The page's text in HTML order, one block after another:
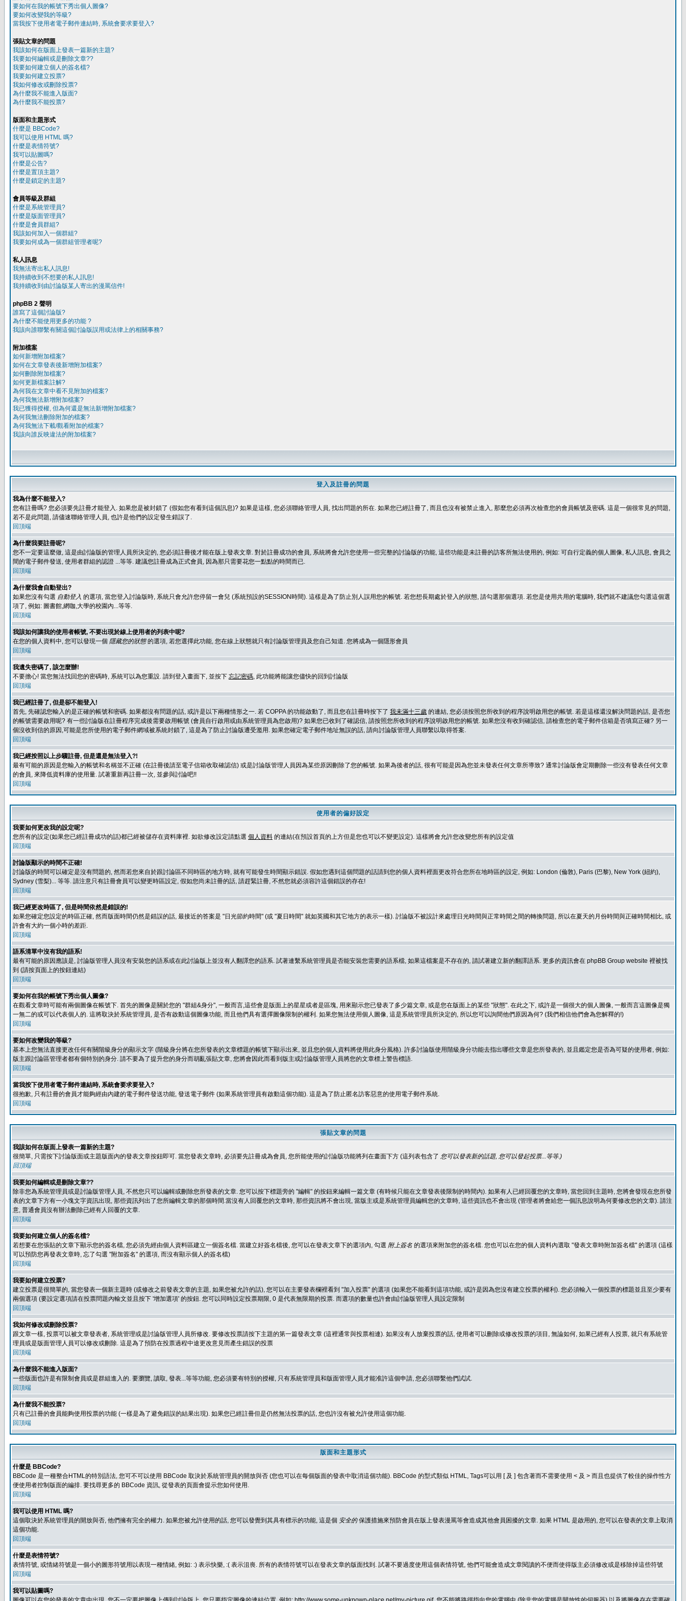
要如何在我的帳號下秀出個人圖像?
要如何改變我的等級?
當我按下使用者電子郵件連結時, 系統會要求要登入?
張貼文章的問題
我該如何在版面上發表一篇新的主題?
我要如何編輯或是刪除文章??
我要如何建立個人的簽名檔?
我要如何建立投票?
我如何修改或刪除投票?
為什麼我不能進入版面?
為什麼我不能投票?
版面和主題形式
什麼是 BBCode?
我可以使用 HTML 嗎?
什麼是表情符號?
我可以貼圖嗎?
什麼是公告?
什麼是置頂主題?
什麼是鎖定的主題?
會員等級及群組
什麼是系統管理員?
什麼是版面管理員?
什麼是會員群組?
我該如何加入一個群組?
我要如何成為一個群組管理者呢?
私人訊息
我無法寄出私人訊息!
我持續收到不想要的私人訊息!
我持續收到由討論版某人寄出的漫罵信件!
phpBB 2 聲明
誰寫了這個討論版?
為什麼不能使用更多的功能 ?
我該向誰聯繫有關這個討論版誤用或法律上的相關事務?
附加檔案
如何新增附加檔案?
如何在文章發表後新增附加檔案?
如何刪除附加檔案?
如何更新檔案註解?
為何我在文章中看不見附加的檔案?
為何我無法新增附加檔案?
我已獲得授權, 但為何還是無法新增附加檔案?
為何我無法刪除附加的檔案?
為何我無法下載/觀看附加的檔案?
我該向誰反映違法的附加檔案?
登入及註冊的問題
我為什麼不能登入?
您有註冊嗎? 您必須要先註冊才能登入. 如果您是被封鎖了 (假如您有看到這個訊息)? 如果是這樣, 您必須聯絡管理人員, 找出問題的所在. 如果您已經註冊了, 而且也沒有被禁止進入, 那麼您必須再次檢查您的會員帳號及密碼. 這是一個很常見的問題,
若不是此問題, 請儘速聯絡管理人員, 也許是他們的設定發生錯誤了.
回頂端
為什麼我要註冊呢?
您不一定要這麼做, 這是由討論版的管理人員所決定的, 您必須註冊後才能在版上發表文章. 對於註冊成功的會員, 系統將會允許您使用一些完整的討論版的功能, 這些功能是未註冊的訪客所無法使用的, 例如: 可自行定義的個人圖像, 私人訊息, 會員之
間的電子郵件發送, 使用者群組的認證 ...等等. 建議您註冊成為正式會員, 因為那只需要花您一點點的時間而已.
回頂端
為什麼我會自動登出?
如果您沒有勾選 自動登入 的選項, 當您登入討論版時, 系統只會允許您停留一會兒 (系統預設的SESSION時間). 這樣是為了防止別人誤用您的帳號. 若您想長期處於登入的狀態, 請勾選那個選項. 若您是使用共用的電腦時, 我們就不建議您勾選這個選
項了, 例如: 圖書館,網咖,大學的校園內...等等.
回頂端
我該如何讓我的使用者帳號, 不要出現於線上使用者的列表中呢?
在您的個人資料中, 您可以發現一個 隱藏您的狀態的選項, 若您選擇此功能, 您在線上狀態就只有討論版管理員及您自己知道. 您將成為一個隱形會員
回頂端
我遺失密碼了, 該怎麼辦!
不要擔心! 當您無法找回您的密碼時, 系統可以為您重設. 請到登入畫面下, 並按下 忘記密碼, 此功能將能讓您儘快的回到討論版
回頂端
我已經註冊了, 但是卻不能登入!
首先, 先確認您輸入的是正確的帳號和密碼. 如果都沒有問題的話, 或許是以下兩種情形之一. 若 COPPA 的功能啟動了, 而且您在註冊時按下了 我未滿十三歲 的連結, 您必須按照您所收到的程序說明啟用您的帳號. 若是這樣還沒解決問題的話, 是否您
的帳號需要啟用呢? 有一些討論版在註冊程序完成後需要啟用帳號 (會員自行啟用或由系統管理員為您啟用)? 如果您已收到了確認信, 請按照您所收到的程序說明啟用您的帳號. 如果您沒有收到確認信, 請檢查您的電子郵件信箱是否填寫正確? 另一
個沒收到信的原因,可能是您所使用的電子郵件網域被系統封鎖了, 這是為了防止討論版遭受濫用. 如果您確定電子郵件地址無誤的話, 請向討論版管理人員聯繫以取得答案.
回頂端
我已經按照以上步驟註冊, 但是還是無法登入?!
最有可能的原因是您輸入的帳號和名稱並不正確 (在註冊後請至電子信箱收取確認信) 或是討論版管理人員因為某些原因刪除了您的帳號. 如果為後者的話, 很有可能是因為您並未發表任何文章所導致? 通常討論版會定期刪除一些沒有發表任何文章
的會員, 來降低資料庫的使用量. 試著重新再註冊一次, 並參與討論吧!!
回頂端
使用者的偏好設定
我要如何更改我的設定呢?
您所有的設定(如果您已經註冊成功的話)都已經被儲存在資料庫裡. 如欲修改設定請點選 個人資料 的連結(在預設首頁的上方但是您也可以不變更設定). 這樣將會允許您改變您所有的設定值
回頂端
討論版顯示的時間不正確!
討論版的時間可以確定是沒有問題的, 然而若您來自於跟討論區不同時區的地方時, 就有可能發生時間顯示錯誤. 假如您遇到這個問題的話請到您的個人資料裡面更改符合您所在地時區的設定, 例如: London (倫敦), Paris (巴黎), New York (紐約),
Sydney (雪梨)... 等等. 請注意只有註冊會員可以變更時區設定, 假如您尚未註冊的話, 請趕緊註冊, 不然您就必須容許這個錯誤的存在!
回頂端
我已經更改時區了, 但是時間依然是錯誤的!
如果您確定您設定的時區正確, 然而版面時間仍然是錯誤的話, 最接近的答案是 "日光節約時間" (或 "夏日時間" 就如英國和其它地方的表示一樣). 討論版不被設計來處理日光時間與正常時間之間的轉換問題, 所以在夏天的月份時間與正確時間相比, 或
許會有大約一個小時的差距.
回頂端
語系清單中沒有我的語系!
最有可能的原因應該是, 討論版管理人員沒有安裝您的語系或在此討論版上並沒有人翻譯您的語系. 試著連繫系統管理員是否能安裝您需要的語系檔, 如果這檔案是不存在的, 請試著建立新的翻譯語系. 更多的資訊會在 phpBB Group website 裡被找
到 (請按頁面上的按鈕連結)
回頂端
要如何在我的帳號下秀出個人圖像?
在觀看文章時可能有兩個圖像在帳號下. 首先的圖像是關於您的 "群組&身分", 一般而言,這些會是版面上的星星或者是區塊, 用來顯示您已發表了多少篇文章, 或是您在版面上的某些 "狀態". 在此之下, 或許是一個很大的個人圖像, 一般而言這圖像是獨
一無二的或可以代表個人的. 這將取決於系統管理員, 是否有啟動這個圖像功能, 而且他們具有選擇圖像限制的權利. 如果您無法使用個人圖像, 這是系統管理員所決定的, 所以您可以詢間他們原因為何? (我們相信他們會為您解釋的!)
回頂端
要如何改變我的等級?
基本上您無法直接更改任何有關階級身分的顯示文字 (階級身分將在您所發表的文章標題的帳號下顯示出來, 並且您的個人資料將使用此身分風格). 許多討論版使用階級身分功能去指出哪些文章是您所發表的, 並且鑑定您是否為可疑的使用者, 例如:
版主跟討論區管理者都有個特別的身分. 請不要為了提升您的身分而胡亂張貼文章, 您將會因此而看到版主或討論版管理人員將您的文章標上警告標語.
回頂端
當我按下使用者電子郵件連結時, 系統會要求要登入?
很抱歉, 只有註冊的會員才能夠經由內建的電子郵件發送功能, 發送電子郵件 (如果系統管理員有啟動這個功能). 這是為了防止匿名訪客惡意的使用電子郵件系統.
回頂端
張貼文章的問題
我該如何在版面上發表一篇新的主題?
很簡單, 只需按下討論版面或主題版面內的發表文章按鈕即可. 當您發表文章時, 必須要先註冊成為會員, 您所能使用的討論版功能將列在畫面下方 (這列表包含了 您可以發表新的話題, 您可以發起投票...等等.)
回頂端
我要如何編輯或是刪除文章??
除非您為系統管理員或是討論版管理人員, 不然您只可以編輯或刪除您所發表的文章. 您可以按下標題旁的 "編輯" 的按鈕來編輯一篇文章 (有時候只能在文章發表後限制的時間內). 如果有人已經回覆您的文章時, 當您回到主題時, 您將會發現在您所發
表的文章下方有一小塊文字資訊出現, 那些資訊列出了您所編輯文章的那個時間.當沒有人回覆您的文章時, 那些資訊將不會出現, 當版主或是系統管理員編輯您的文章時, 這些資訊也不會出現 (管理者將會給您一個訊息說明為何要修改您的文章). 請注
意, 普通會員沒有辦法刪除已經有人回覆的文章.
回頂端
我要如何建立個人的簽名檔?
若想要在您張貼的文章下顯示您的簽名檔, 您必須先經由個人資料區建立一個簽名檔. 當建立好簽名檔後, 您可以在發表文章下的選項內, 勾選 附上簽名 的選項來附加您的簽名檔. 您也可以在您的個人資料內選取 "發表文章時附加簽名檔" 的選項 (這樣
可以預防您再發表文章時, 忘了勾選 "附加簽名" 的選項, 而沒有顯示個人的簽名檔)
回頂端
我要如何建立投票?
建立投票是很簡單的, 當您發表一個新主題時 (或修改之前發表文章的主題, 如果您被允許的話), 您可以在主要發表欄裡看到 "加入投票" 的選項 (如果您不能看到這項功能, 或許是因為您沒有建立投票的權利). 您必須輸入一個投票的標題並且至少要有
兩個選項 (要設定選項請在投票問題內輸文並且按下 '增加選項' 的按鈕. 您可以同時設定投票期限, 0 是代表無限期的投票. 而選項的數量也許會由討論版管理人員設定限制
回頂端
我如何修改或刪除投票?
跟文章一樣, 投票可以被文章發表者, 系統管理或是討論版管理人員所修改. 要修改投票請按下主題的第一篇發表文章 (這裡通常與投票相連). 如果沒有人放棄投票的話, 使用者可以刪除或修改投票的項目, 無論如何, 如果已經有人投票, 就只有系統管
理員或是版面管理人員可以修改或刪除. 這是為了預防在投票過程中途更改意見而產生錯誤的投票
回頂端
為什麼我不能進入版面?
一些版面也許是有限制會員或是群組進入的. 要瀏覽, 讀取, 發表...等等功能, 您必須要有特別的授權, 只有系統管理員和版面管理人員才能准許這個申請, 您必須聯繫他們試試.
回頂端
為什麼我不能投票?
只有已註冊的會員能夠使用投票的功能 (一樣是為了避免錯誤的結果出現). 如果您已經註冊但是仍然無法投票的話, 您也許沒有被允許使用這個功能.
回頂端
版面和主題形式
什麼是 BBCode?
BBCode 是一種整合HTML的特別語法, 您可不可以使用 BBCode 取決於系統管理員的開放與否 (您也可以在每個版面的發表中取消這個功能). BBCode 的型式類似 HTML, Tags可以用 [ 及 ] 包含著而不需要使用 < 及 > 而且也提供了較佳的操作性方
便使用者控制版面的編排. 要找尋更多的 BBCode 資訊, 從發表的頁面會提示您如何使用.
回頂端
我可以使用 HTML 嗎?
這個取決於系統管理員的開放與否, 他們擁有完全的權力. 如果您被允許使用的話, 您可以發覺到其具有標示的功能, 這是個 安全的保護措施來預防會員在版上發表漫罵等會造成其他會員困擾的文章. 如果 HTML 是啟用的, 您可以在發表的文章上取消
這個功能.
回頂端
什麼是表情符號?
表情符號, 或情緒符號是一個小的圖形符號用以表現一種情緒, 例如: :) 表示快樂, :( 表示沮喪. 所有的表情符號可以在發表文章的版面找到. 試著不要過度使用這個表情符號, 他們可能會造成文章閱讀的不便而使得版主必須修改或是移除掉這些符號
回頂端
我可以貼圖嗎?